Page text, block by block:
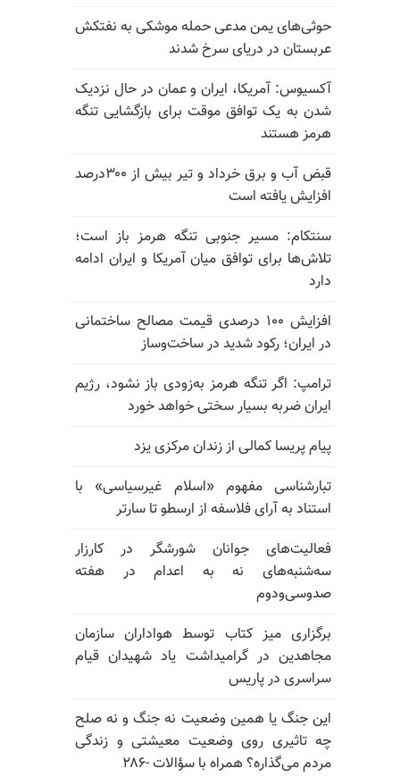
حوثی‌های یمن مدعی حمله موشکی به نفتکش
عربستان در دریای سرخ شدند
آکسیوس: آمریکا، ایران و عمان در حال نزدیک
شدن به یک توافق موقت برای بازگشایی تنگه
هرمز هستند
قبض آب و برق خرداد و تیر بیش از ۳۰۰درصد
افزایش یافته است
سنتکام: مسیر جنوبی تنگه هرمز باز است؛
تلاش‌ها برای توافق میان آمریکا و ایران ادامه
دارد
افزایش ۱۰۰ درصدی قیمت مصالح ساختمانی
در ایران؛ رکود شدید در ساخت‌وساز
ترامپ: اگر تنگه هرمز به‌زودی باز نشود، رژیم
ایران ضربه بسیار سختی خواهد خورد
پیام پریسا کمالی از زندان مرکزی یزد
تبارشناسی مفهوم «اسلام غیرسیاسی» با
استناد به آرای فلاسفه از ارسطو تا سارتر
فعالیت‌های جوانان شورشگر در کارزار
سه‌شنبه‌های نه به اعدام در هفته
صدوسی‌و‌دوم
برگزاری میز کتاب توسط هواداران سازمان
مجاهدین در گرامیداشت یاد شهیدان قیام
سراسری در پاریس
این جنگ یا همین وضعیت نه جنگ و نه صلح
چه تاثیری روی وضعیت معیشتی و زندگی
مردم می‌گذاره؟ همراه با سؤالات -۲۸۶